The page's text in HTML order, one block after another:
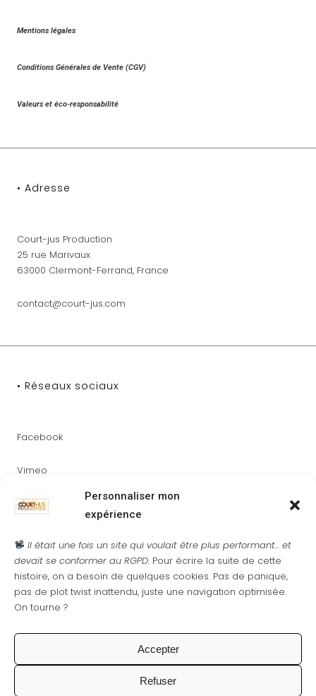
Personnaliser mon
expérience
Il était une fois un site qui voulait être plus performant... et
devait se conformer au RGPD. Pour écrire la suite de cette
histoire, on a besoin de quelques cookies. Pas de panique,
pas de plot twist inattendu, juste une navigation optimisée.
On tourne ?
Accepter
Refuser
Mentions légales
Conditions Générales de Vente (CGV)
Valeurs et éco-responsabilité
• Adresse
Court-jus Production
25 rue Marivaux
63000 Clermont-Ferrand, France
contact@court-jus.com
• Réseaux sociaux
Facebook
Vimeo
Youtube
Instagram
Restez informés de notre actualité